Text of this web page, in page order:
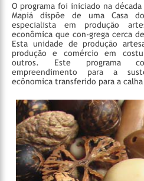
O programa foi iniciado na
Mapiá dispõe de uma Casa
especialista em produção
econômica que con-grega cerca
Esta unidade de produção
produção e comércio em
outros. Este programa
empreendimento para a
ecônomica transferido para a